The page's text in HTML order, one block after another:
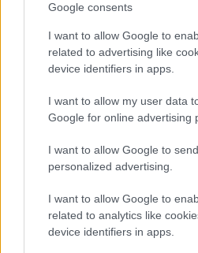
Google consents
I want to allow Google to
related to advertising like
device identifiers in apps.
I want to allow my user data
Google for online advertising
I want to allow Google to
personalized advertising.
I want to allow Google to
related to analytics like
device identifiers in apps.
POPULAR VIDEOS